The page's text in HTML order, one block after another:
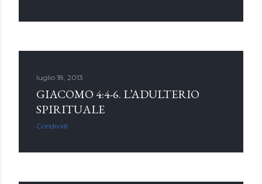
luglio 18, 2013
GIACOMO 4:4-6. L’ADULTERIO
SPIRITUALE
Condividi